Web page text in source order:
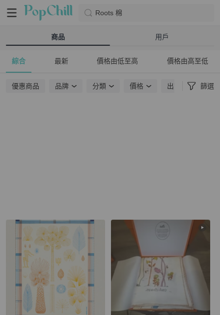
Roots 棉
商品 用戶
綜合 最新 價格由低至高 價格由高至低
優惠商品 品牌 分類 價格 出貨地點 篩選